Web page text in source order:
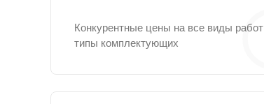
Конкурентные цены на все виды
типы комплектующих